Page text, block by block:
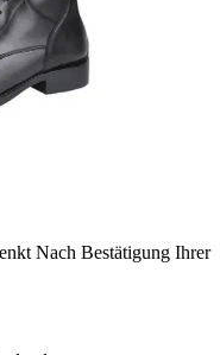
Nach Bestätigung Ihrer